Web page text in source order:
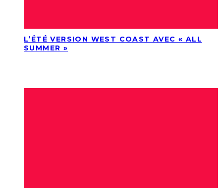
L’ÉTÉ VERSION WEST COAST AVEC « ALL
SUMMER »